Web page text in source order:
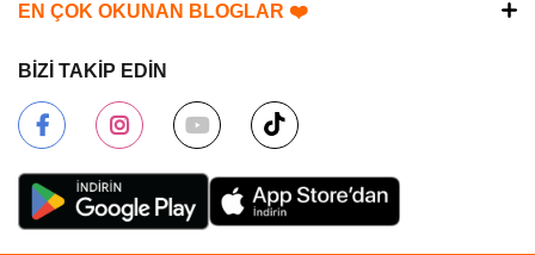
EN ÇOK OKUNAN BLOGLAR ❤️
BİZİ TAKİP EDİN